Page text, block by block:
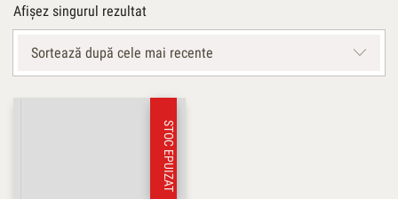
Afișez singurul rezultat
Sortează după cele mai recente
STOC EPUIZAT